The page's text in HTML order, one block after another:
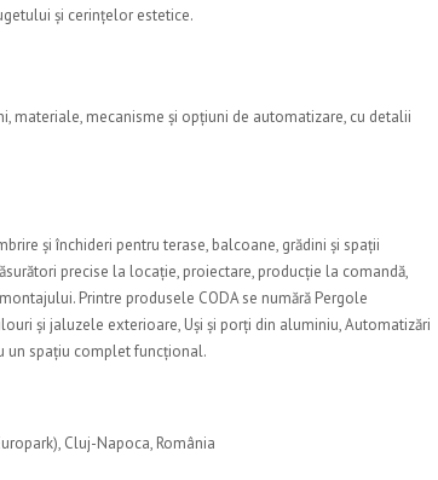
și cerințelor estetice.
materiale, mecanisme și opțiuni de automatizare, cu detalii
și închideri pentru terase, balcoane, grădini și spații
precise la locație, proiectare, producție la comandă,
Printre produsele CODA se numără Pergole
și jaluzele exterioare, Uși și porți din aluminiu, Automatizări
un spațiu complet funcțional.
Cluj-Napoca, România